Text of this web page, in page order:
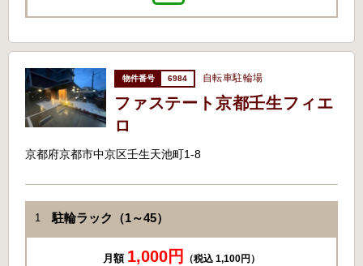
6984 自転車駐輪場
ファステート京都壬生フィエ
ロ
京都府京都市中京区壬生天池町1-8
1 駐輪ラック（1～45）
月額 1,000円 （税込 1,100円）